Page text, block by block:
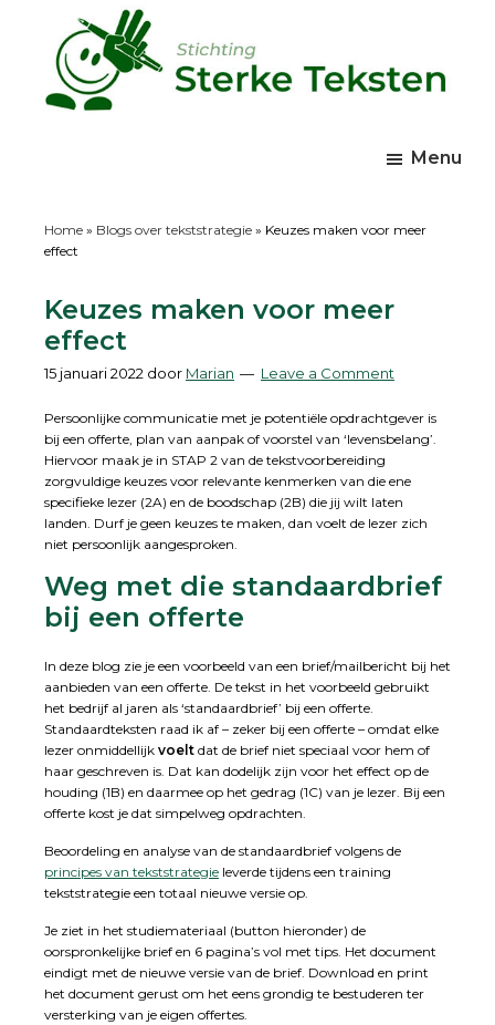
Menu
Home » Blogs over tekststrategie » Keuzes maken voor meer
effect
Keuzes maken voor meer
effect
15 januari 2022 door Marian Leave a Comment
Persoonlijke communicatie met je potentiële opdrachtgever is
bij een offerte, plan van aanpak of voorstel van ‘levensbelang’.
Hiervoor maak je in STAP 2 van de tekstvoorbereiding
zorgvuldige keuzes voor relevante kenmerken van die ene
specifieke lezer (2A) en de boodschap (2B) die jij wilt laten
landen. Durf je geen keuzes te maken, dan voelt de lezer zich
niet persoonlijk aangesproken.
Weg met die standaardbrief
bij een offerte
In deze blog zie je een voorbeeld van een brief/mailbericht bij het
aanbieden van een offerte. De tekst in het voorbeeld gebruikt
het bedrijf al jaren als ‘standaardbrief’ bij een offerte.
Standaardteksten raad ik af – zeker bij een offerte – omdat elke
lezer onmiddellijk voelt dat de brief niet speciaal voor hem of
haar geschreven is. Dat kan dodelijk zijn voor het effect op de
houding (1B) en daarmee op het gedrag (1C) van je lezer. Bij een
offerte kost je dat simpelweg opdrachten.
Beoordeling en analyse van de standaardbrief volgens de
principes van tekststrategie leverde tijdens een training
tekststrategie een totaal nieuwe versie op.
Je ziet in het studiemateriaal (button hieronder) de
oorspronkelijke brief en 6 pagina’s vol met tips. Het document
eindigt met de nieuwe versie van de brief. Download en print
het document gerust om het eens grondig te bestuderen ter
versterking van je eigen offertes.